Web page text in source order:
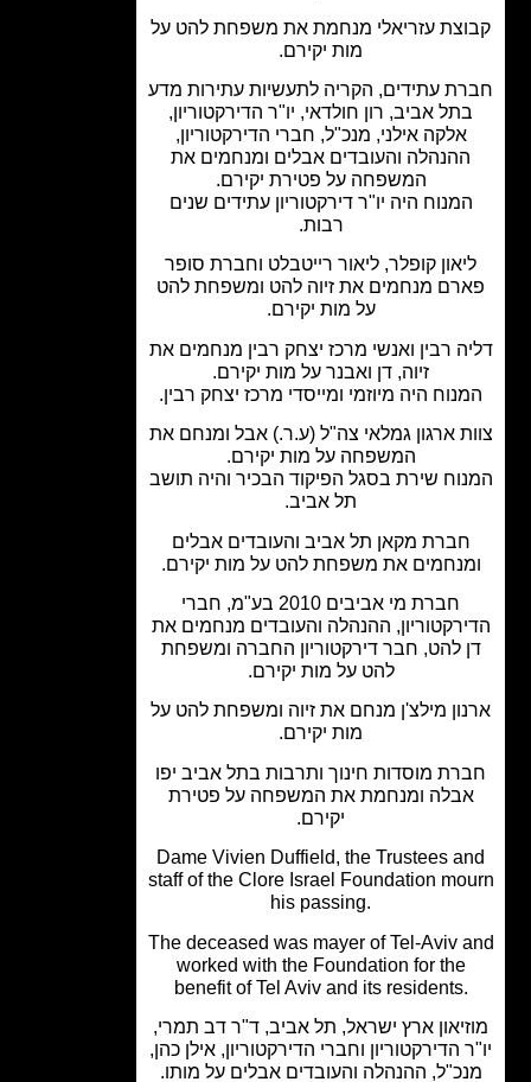
עזריאלי מנחמת את משפחת להט על
מות יקירם.
עתידים, הקריה לתעשיות עתירות מדע
אביב, רון חולדאי, יו"ר הדירקטוריון,
אלקה אילני, מנכ"ל, חברי הדירקטוריון,
והעובדים אבלים ומנחמים את
המשפחה על פטירת יקירם.
היה יו"ר דירקטוריון עתידים שנים
קופלר, ליאור רייטבלט וחברת סופר
מנחמים את זיוה להט ומשפחת להט
על מות יקירם.
רבין ואנשי מרכז יצחק רבין מנחמים את
זיוה, דן ואבנר על מות יקירם.
היה מיוזמי ומייסדי מרכז יצחק רבין.
ארגון גמלאי צה"ל (ע.ר.) אבל ומנחם את
המשפחה על מות יקירם.
שירת בסגל הפיקוד הבכיר והיה תושב
תל אביב.
חברת מקאן תל אביב והעובדים אבלים
את משפחת להט על מות יקירם.
חברת מי אביבים 2010 בע"מ, חברי
ההנהלה והעובדים מנחמים את
להט, חבר דירקטוריון החברה ומשפחת
להט על מות יקירם.
מילצ'ן מנחם את זיוה ומשפחת להט על
מות יקירם.
מוסדות חינוך ותרבות בתל אביב יפו
ומנחמת את המשפחה על פטירת
Dame Vivien Duffield, the Trustees
staff of the Clore Israel Foundation
his passing.
The deceased was mayer of Tel-Aviv
worked with the Foundation for the
benefit of Tel Aviv and its residents.
ארץ ישראל, תל אביב, ד"ר דב תמרי,
הדירקטוריון וחברי הדירקטוריון, אילן כהן,
ההנהלה והעובדים אבלים על מותו.